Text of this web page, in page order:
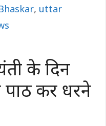
, uttar
के दिन
पाठ कर धरने